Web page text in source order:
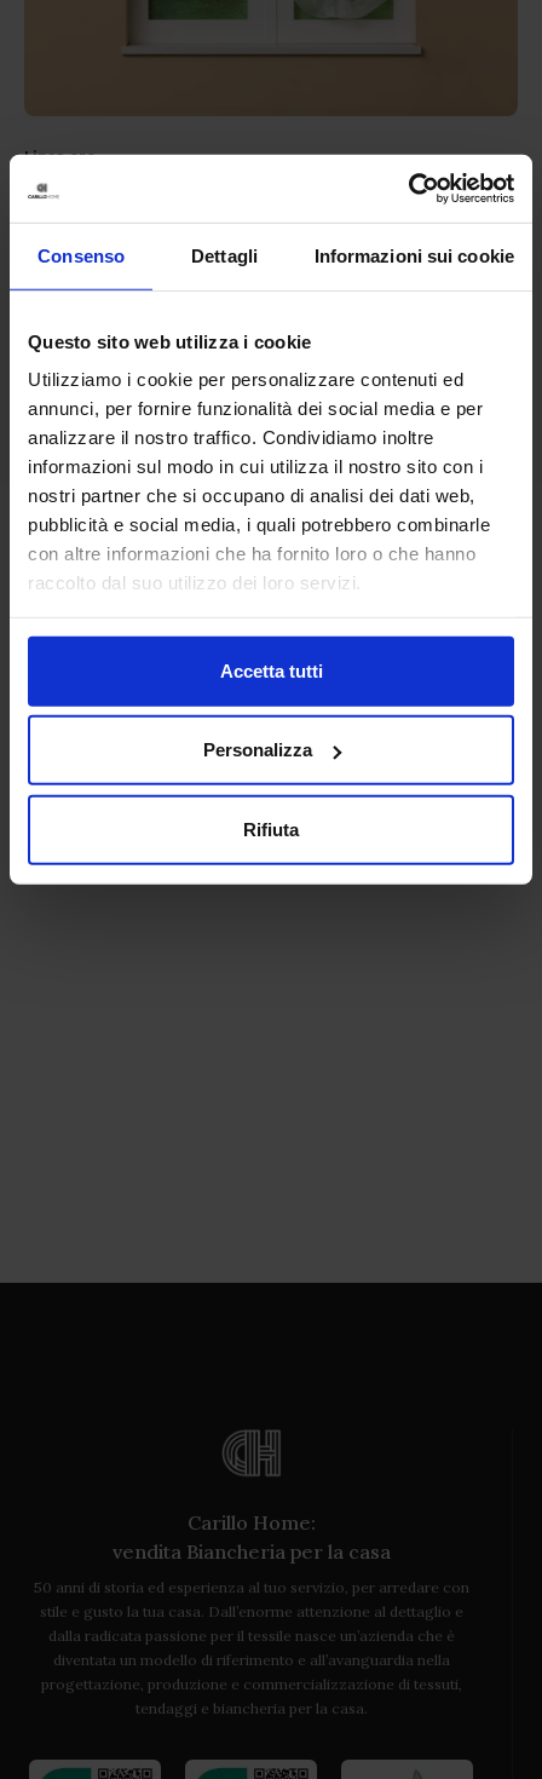
Consenso Dettagli Informazioni sui cookie
Questo sito web utilizza i cookie
Utilizziamo i cookie per personalizzare contenuti ed
annunci, per fornire funzionalità dei social media e per
analizzare il nostro traffico. Condividiamo inoltre
informazioni sul modo in cui utilizza il nostro sito con i
nostri partner che si occupano di analisi dei dati web,
pubblicità e social media, i quali potrebbero combinarle
con altre informazioni che ha fornito loro o che hanno
raccolto dal suo utilizzo dei loro servizi.
Accetta tutti
Personalizza
Rifiuta
Linea oro
Coppia Tendine Regolabili Otranto
21,90€ Da 11,00€
Colori disponibili
GrigioRosa
Carillo Home:
vendita Biancheria per la casa
50 anni di storia ed esperienza al tuo servizio, per arredare con
stile e gusto la tua casa. Dall’enorme attenzione al dettaglio e
dalla radicata passione per il tessile nasce un’azienda che è
diventata un modello di riferimento e all’avanguardia nella
progettazione, produzione e commercializzazione di tessuti,
tendaggi e biancheria per la casa.